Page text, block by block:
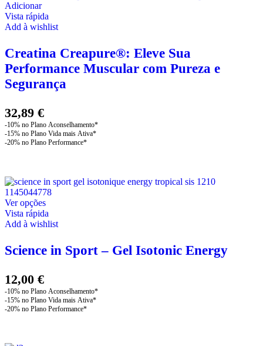
Adicionar
Vista rápida
Add à wishlist
Creatina Creapure®: Eleve Sua
Performance Muscular com Pureza e
Segurança
32,89 €
Ver opçõesThis
product
has
variants.
The
be
chosen
on
Vista rápida
Add à wishlist
Science in Sport – Gel Isotonic Energy
12,00 €